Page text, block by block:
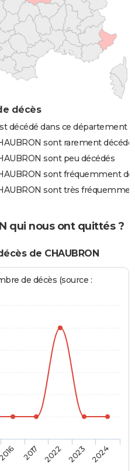
décès
décédé dans ce département
sont rarement
sont peu décédés
sont fréquemment
sont très
qui nous ont quittés ?
de CHAUBRON
de décès (source :
2017 2022 2023 2024